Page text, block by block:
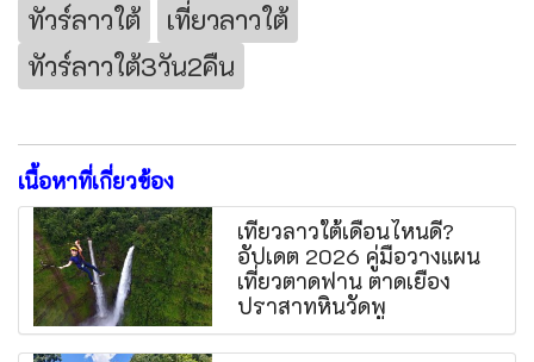
ทัวร์ลาวใต้
เที่ยวลาวใต้
ทัวร์ลาวใต้3วัน2คืน
เนื้อหาที่เกี่ยวข้อง
เที่ยวลาวใต้เดือนไหนดี?
อัปเดต 2026 คู่มือวางแผน
เที่ยวตาดฟาน ตาดเยือง
ปราสาทหินวัดพู